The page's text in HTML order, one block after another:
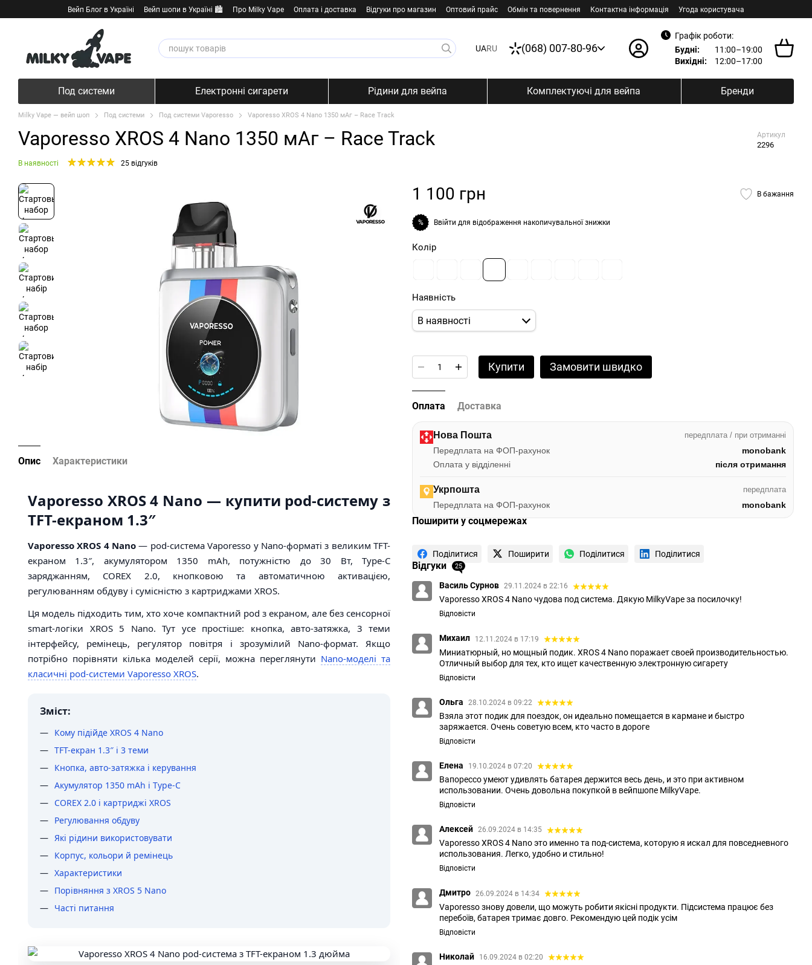
Перейти к основному контенту
Вейп Блог в Україні Вейп шопи в Україні 🏙️ Про Milky Vape Оплата і доставка Відгуки про магазин Оптовий прайс Обмін та повернення Контактна інформація Угода користувача
UARU (068) 007-80-96
Графік роботи:
Будні:
11:00–19:00
Вихідні:
12:00–17:00
Под системи Електронні сигарети Рідини для вейпа Комплектуючі для вейпа Бренди
Milky Vape — вейп шоп Под системи Под системи Vaporesso Vaporesso XROS 4 Nano 1350 мАг – Race Track
Vaporesso XROS 4 Nano 1350 мАг – Race Track Артикул
2296
В наявності 25 відгуків
Опис Характеристики
Vaporesso XROS 4 Nano — купити pod-систему з
TFT-екраном 1.3″
Vaporesso XROS 4 Nano — pod-система Vaporesso у Nano-форматі з великим TFT-
екраном 1.3″, акумулятором 1350 mAh, потужністю до 30 Вт, Type-C
заряджанням, COREX 2.0, кнопковою та автоматичною активацією,
регулюванням обдуву і сумісністю з картриджами XROS.
Ця модель підходить тим, хто хоче компактний pod з екраном, але без сенсорної
smart-логіки XROS 5 Nano. Тут усе простіше: кнопка, авто-затяжка, 3 теми
інтерфейсу, ремінець, регулятор повітря і зрозумілий Nano-формат. Якщо
потрібно порівняти кілька моделей серії, можна переглянути Nano-моделі та
класичні pod-системи Vaporesso XROS.
Зміст:
Кому підійде XROS 4 Nano
TFT-екран 1.3″ і 3 теми
Кнопка, авто-затяжка і керування
Акумулятор 1350 mAh і Type-C
COREX 2.0 і картриджі XROS
Регулювання обдуву
Які рідини використовувати
Корпус, кольори й ремінець
Характеристики
Порівняння з XROS 5 Nano
Часті питання
1 100 грн В бажання
% Ввійти для відображення накопичувальної знижки
Колір
Наявність
В наявності
Купити Замовити швидко
Оплата Доставка
Нова Пошта передплата / при отриманні
Передплата на ФОП-рахунок
monobank
Оплата у відділенні
після отримання
Укрпошта передплата
Передплата на ФОП-рахунок monobank
Поширити у соцмережах
Поділитися Поширити Поділитися Поділитися
Відгуки 25
Василь Сурнов 29.11.2024 в 22:16
Vaporesso XROS 4 Nano чудова под система. Дякую MilkyVape за посилочку!
Відповісти
Михаил 12.11.2024 в 17:19
Миниатюрный, но мощный подик. XROS 4 Nano поражает своей производительностью.
Отличный выбор для тех, кто ищет качественную электронную сигарету
Відповісти
Ольга 28.10.2024 в 09:22
Взяла этот подик для поездок, он идеально помещается в кармане и быстро
заряжается. Очень советую всем, кто часто в дороге
Відповісти
Елена 19.10.2024 в 07:20
Вапорессо умеют удивлять батарея держится весь день, и это при активном
использовании. Очень довольна покупкой в вейпшопе MilkyVape.
Відповісти
Алексей 26.09.2024 в 14:35
Vaporesso XROS 4 Nano это именно та под-система, которую я искал для повседневного
использования. Легко, удобно и стильно!
Відповісти
Дмитро 26.09.2024 в 14:34
Vaporesso знову довели, що можуть робити якісні продукти. Підсистема працює без
перебоїв, батарея тримає довго. Рекомендую цей подік усім
Відповісти
Николай 16.09.2024 в 02:20